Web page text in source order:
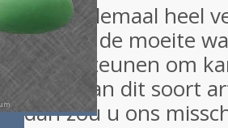
Dit is allemaal heel
actueel de moeite
ondersteunen om
meer van dit soort
dan zou u ons